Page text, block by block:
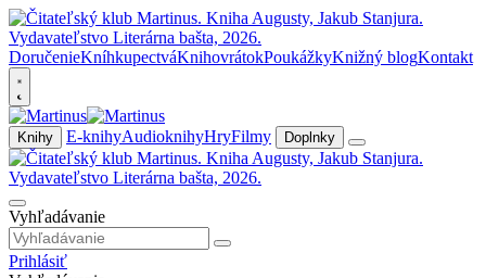
DoručenieKníhkupectváKnihovrátokPoukážkyKnižný blogKontakt
Knihy E-knihyAudioknihyHryFilmy Doplnky
Vyhľadávanie
Prihlásiť